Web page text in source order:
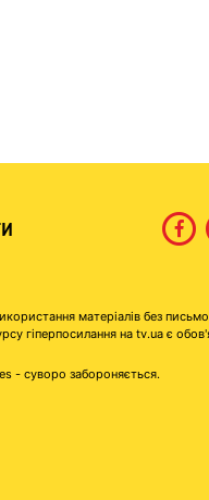
матеріалів без
гіперпосилання на tv.ua є
- суворо забороняється.